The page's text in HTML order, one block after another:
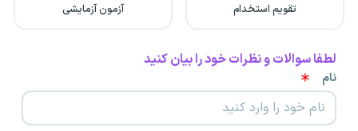
تقویم استخدام آزمون آزمایشی
لطفا سوالات و نظرات خود را بیان کنید
نام